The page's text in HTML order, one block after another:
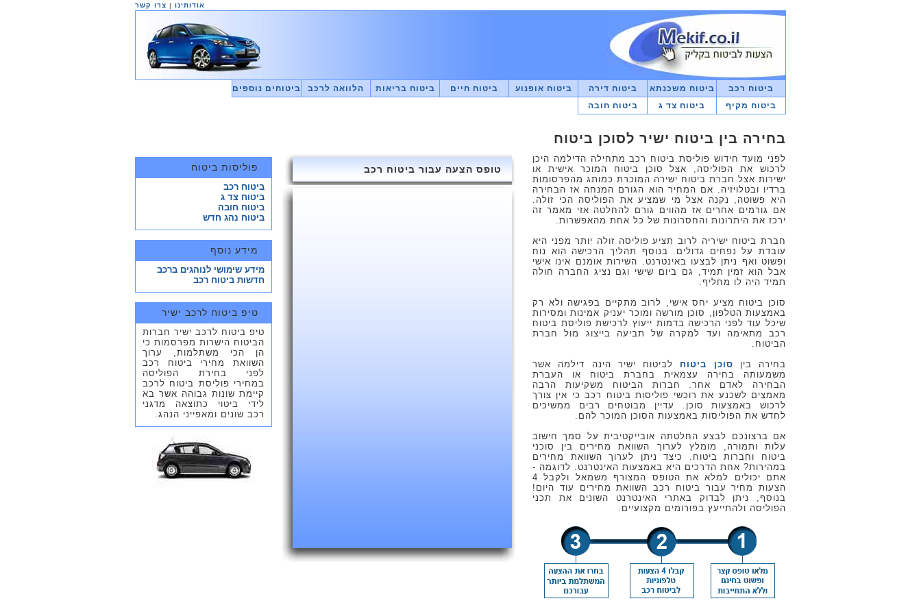
אודותינו | צרו קשר
ביטוח רכב ביטוח משכנתא ביטוח דירה ביטוח אופנוע ביטוח חיים ביטוח בריאות הלוואה לרכב
ביטוחים נוספים
ביטוח מקיף
ביטוח צד ג ביטוח חובה
בחירה בין ביטוח ישיר לסוכן ביטוח
לפני מועד חידוש פוליסת ביטוח רכב מתחילה הדילמה היכן
לרכוש את הפוליסה, אצל סוכן ביטוח המוכר אישית או
ישירות אצל חברת ביטוח ישירה המוכרת כמותג מהפרסומות
ברדיו ובטלויזיה. אם המחיר הוא הגורם המנחה אז הבחירה
היא פשוטה, נקנה אצל מי שמציע את הפוליסה הכי זולה.
אם גורמים אחרים אז מהווים גורם להחלטה אזי מאמר זה
ירכז את היתרונות והחסרונות של כל אחת מהאפשרות.
חברת ביטוח ישיריה לרוב תציע פוליסה זולה יותר מפני היא
עובדת על נפחים גדולים. בנוסף תהליך הרכישה הוא נוח
ופשוט ואף ניתן לבצעו באינטרנט. השירות אומנם אינו אישי
אבל הוא זמין תמיד, גם ביום שישי וגם נציג החברה חולה
תמיד היה לו מחליף.
סוכן ביטוח מציע יחס אישי, לרוב מתקיים בפגישה ולא רק
באמצעות הטלפון, סוכן מורשה ומוכר יעניק אמינות ומסירות
שיכל עוד לפני הרכישה בדמות ייעוץ לרכישת פוליסת ביטוח
רכב מתאימה ועד למקרה של תביעה בייצוג מול חברת
הביטוח.
בחירה בין סוכן ביטוח לביטוח ישיר הינה דילמה אשר
משמעותה בחירה עצמאית בחברת ביטוח או העברת
הבחירה לאדם אחר. חברות הביטוח משקיעות הרבה
מאמצים לשכנע את רוכשי פוליסות ביטוח רכב כי אין צורך
לרכוש באמצעות סוכן. עדיין מבוטחים רבים ממשיכים
לחדש את הפוליסות באמצעות הסוכן המוכר להם.
אם ברצונכם לבצע החלטתה אובייקטיבית על סמך חישוב
עלות ותמורה, מומלץ לערוך השוואת מחירים בין סוכני
ביטוח וחברות ביטוח. כיצד ניתן לערוך השוואת מחירים
במהירות? אחת הדרכים היא באמצעות האינטרנט. לדוגמה -
אתם יכולים למלא את הטופס המצורף משמאל ולקבל 4
הצעות מחיר עבור ביטוח רכב השוואת מחירים עוד היום!
בנוסף, ניתן לבדוק באתרי האינטרנט השונים את תכני
הפוליסה ולהתייעץ בפורומים מקצועיים.
טופס הצעה עבור ביטוח רכב פוליסות ביטוח
ביטוח רכב
ביטוח צד ג
ביטוח חובה
ביטוח נהג חדש
מידע נוסף
מידע שימושי לנוהגים ברכב
חדשות ביטוח רכב
טיפ ביטוח לרכב ישיר
טיפ ביטוח לרכב ישיר חברות
הביטוח הישרות מפרסמות כי
הן הכי משתלמות, ערוך
השוואת מחירי ביטוח רכב
לפני בחירת הפוליסה
במחירי פוליסת ביטוח לרכב
קיימת שונות גבוהה אשר בא
לידי ביטוי כתוצאה מדגני
רכב שונים ומאפייני הנהג.